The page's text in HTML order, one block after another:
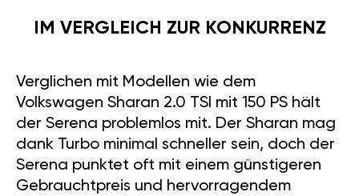
IM VERGLEICH ZUR KONKURRENZ
Verglichen mit Modellen wie dem
Volkswagen Sharan 2.0 TSI mit 150 PS hält
der Serena problemlos mit. Der Sharan mag
dank Turbo minimal schneller sein, doch der
Serena punktet oft mit einem günstigeren
Gebrauchtpreis und hervorragendem